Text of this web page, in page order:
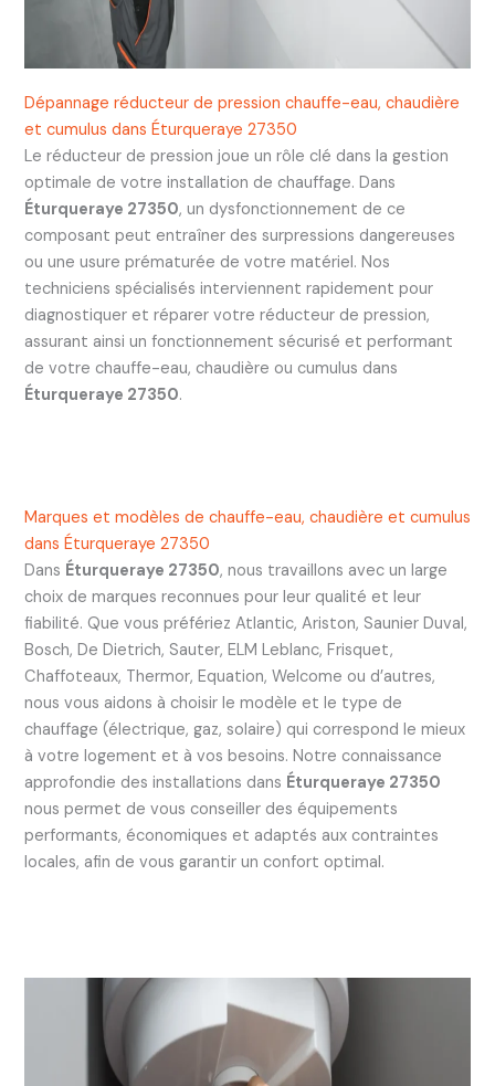
Dépannage réducteur de pression chauffe-eau, chaudière
et cumulus dans Éturqueraye 27350
Le réducteur de pression joue un rôle clé dans la gestion
optimale de votre installation de chauffage. Dans
Éturqueraye 27350, un dysfonctionnement de ce
composant peut entraîner des surpressions dangereuses
ou une usure prématurée de votre matériel. Nos
techniciens spécialisés interviennent rapidement pour
diagnostiquer et réparer votre réducteur de pression,
assurant ainsi un fonctionnement sécurisé et performant
de votre chauffe-eau, chaudière ou cumulus dans
Éturqueraye 27350.
Marques et modèles de chauffe-eau, chaudière et cumulus
dans Éturqueraye 27350
Dans Éturqueraye 27350, nous travaillons avec un large
choix de marques reconnues pour leur qualité et leur
fiabilité. Que vous préfériez Atlantic, Ariston, Saunier Duval,
Bosch, De Dietrich, Sauter, ELM Leblanc, Frisquet,
Chaffoteaux, Thermor, Equation, Welcome ou d’autres,
nous vous aidons à choisir le modèle et le type de
chauffage (électrique, gaz, solaire) qui correspond le mieux
à votre logement et à vos besoins. Notre connaissance
approfondie des installations dans Éturqueraye 27350
nous permet de vous conseiller des équipements
performants, économiques et adaptés aux contraintes
locales, afin de vous garantir un confort optimal.